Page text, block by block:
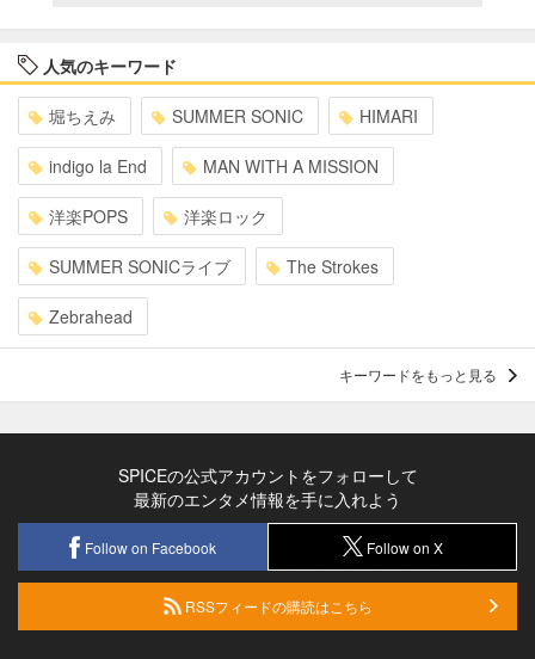
人気のキーワード
堀ちえみ SUMMER SONIC HIMARI
indigo la End MAN WITH A MISSION
洋楽POPS 洋楽ロック
SUMMER SONICライブ The Strokes
Zebrahead
キーワードをもっと見る
SPICEの公式アカウントをフォローして
最新のエンタメ情報を手に入れよう
Follow on Facebook Follow on X
RSSフィードの購読はこちら